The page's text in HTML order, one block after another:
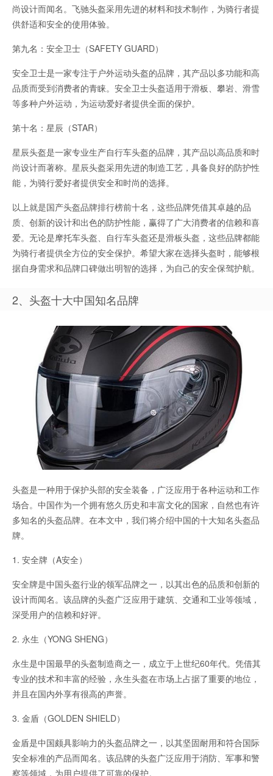
尚设计而闻名。飞驰头盔采用先进的材料和技术制作，为骑行者提
供舒适和安全的使用体验。
第九名：安全卫士（SAFETY GUARD）
安全卫士是一家专注于户外运动头盔的品牌，其产品以多功能和高
品质而受到消费者的青睐。安全卫士头盔适用于滑板、攀岩、滑雪
等多种户外运动，为运动爱好者提供全面的保护。
第十名：星辰（STAR）
星辰头盔是一家专业生产自行车头盔的品牌，其产品以高品质和时
尚设计而著称。星辰头盔采用先进的制造工艺，具备良好的防护性
能，为骑行爱好者提供安全和时尚的选择。
以上就是国产头盔品牌排行榜前十名，这些品牌凭借其卓越的品
质、创新的设计和出色的防护性能，赢得了广大消费者的信赖和喜
爱。无论是摩托车头盔、自行车头盔还是滑板头盔，这些品牌都能
为骑行者提供全方位的安全保护。希望大家在选择头盔时，能够根
据自身需求和品牌口碑做出明智的选择，为自己的安全保驾护航。
2、头盔十大中国知名品牌
头盔是一种用于保护头部的安全装备，广泛应用于各种运动和工作
场合。中国作为一个拥有悠久历史和丰富文化的国家，自然也有许
多知名的头盔品牌。在本文中，我们将介绍中国的十大知名头盔品
牌。
1. 安全牌（A安全）
安全牌是中国头盔行业的领军品牌之一，以其出色的品质和创新的
设计而闻名。该品牌的头盔广泛应用于建筑、交通和工业等领域，
深受用户的信赖和好评。
2. 永生（YONG SHENG）
永生是中国最早的头盔制造商之一，成立于上世纪60年代。凭借其
专业的技术和丰富的经验，永生头盔在市场上占据了重要的地位，
并且在国内外享有很高的声誉。
3. 金盾（GOLDEN SHIELD）
金盾是中国颇具影响力的头盔品牌之一，以其坚固耐用和符合国际
安全标准的产品而闻名。该品牌的头盔广泛应用于消防、军事和警
察等领域，为用户提供了可靠的保护。